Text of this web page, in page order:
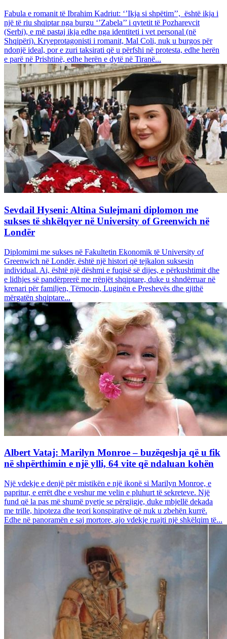
Fabula e romanit të Ibrahim Kadriut: ‘’Ikja si shpëtim’’, është ikja i
një të riu shqiptar nga burgu ‘’Zabela’’ i qytetit të Pozharevcit
(Serbi), e më pastaj ikja edhe nga identiteti i vet personal (në
Shqipëri). Kryeprotagonisti i romanit, Mal Coli, nuk u burgos për
ndonjë ideal, por e zuri taksirati që u përfshi në protesta, edhe herën
e parë në Prishtinë, edhe herën e dytë në Tiranë...
Sevdail Hyseni: Altina Sulejmani diplomon me
sukses të shkëlqyer në University of Greenwich në
Londër
Diplomimi me sukses në Fakultetin Ekonomik të University of
Greenwich në Londër, është një histori që tejkalon suksesin
individual. Ai, është një dëshmi e fuqisë së dijes, e përkushtimit dhe
e lidhjes së pandërprerë me rrënjët shqiptare, duke u shndërruar në
krenari për familjen, Tërnocin, Luginën e Preshevës dhe gjithë
mërgatën shqiptare...
Albert Vataj: Marilyn Monroe – buzëqeshja që u fik
në shpërthimin e një ylli, 64 vite që ndaluan kohën
Një vdekje e denjë për mistikën e një ikonë si Marilyn Monroe, e
papritur, e errët dhe e veshur me velin e pluhurt të sekreteve. Një
fund që la pas më shumë pyetje se përgjigje, duke mbjellë dekada
me trille, hipoteza dhe teori konspirative që nuk u zbehën kurrë.
Edhe në panoramën e saj mortore, ajo vdekje ruajti një shkëlqim të...